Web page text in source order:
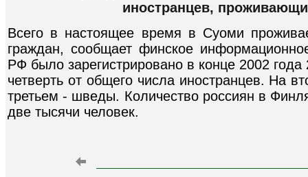
иностранцев,
Всего в настоящее время в Суоми
граждан, сообщает финское
РФ было зарегистрировано в конце 2002 года
четверть от общего числа иностранцев. На
третьем - шведы. Количество россиян в
две тысячи человек.